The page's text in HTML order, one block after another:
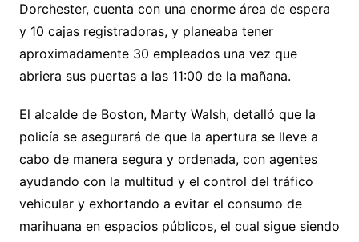
Dorchester, cuenta con una enorme área de espera
y 10 cajas registradoras, y planeaba tener
aproximadamente 30 empleados una vez que
abriera sus puertas a las 11:00 de la mañana.
El alcalde de Boston, Marty Walsh, detalló que la
policía se asegurará de que la apertura se lleve a
cabo de manera segura y ordenada, con agentes
ayudando con la multitud y el control del tráfico
vehicular y exhortando a evitar el consumo de
marihuana en espacios públicos, el cual sigue siendo